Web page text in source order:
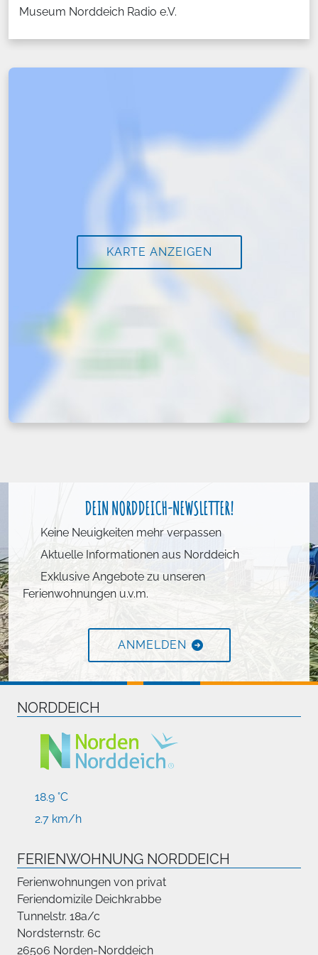
Museum Norddeich Radio e.V.
KARTE ANZEIGEN
DEIN NORDDEICH-NEWSLETTER!
Keine Neuigkeiten mehr verpassen
Aktuelle Informationen aus Norddeich
Exklusive Angebote zu unseren
Ferienwohnungen u.v.m.
ANMELDEN
NORDDEICH
18.9 °C
2.7 km/h
FERIENWOHNUNG NORDDEICH
Ferienwohnungen von privat
Feriendomizile Deichkrabbe
Tunnelstr. 18a/c
Nordsternstr. 6c
26506 Norden-Norddeich